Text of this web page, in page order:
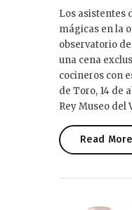
Los asistentes
mágicas en la
observatorio
una cena
cocineros con
de Toro, 14 de
Rey Museo del
Read More